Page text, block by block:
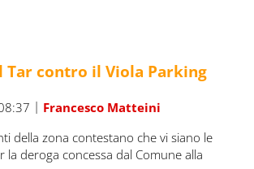
Tar contro il Viola Parking
| Francesco Matteini
della zona contestano che vi siano le
la deroga concessa dal Comune alla